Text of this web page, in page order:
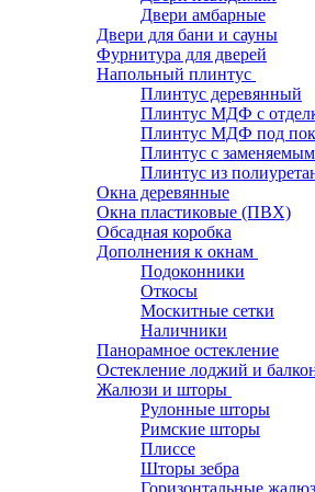
Двери амбарные
Двери для бани и сауны
Фурнитура для дверей
Напольный плинтус
Плинтус деревянный
Плинтус МДФ с
Плинтус МДФ под
Плинтус с
Плинтус из
Окна деревянные
Окна пластиковые (ПВХ)
Обсадная коробка
Дополнения к окнам
Подоконники
Откосы
Москитные сетки
Наличники
Панорамное остекление
Остекление лоджий и
Жалюзи и шторы
Рулонные шторы
Римские шторы
Плиссе
Шторы зебра
Горизонтальные